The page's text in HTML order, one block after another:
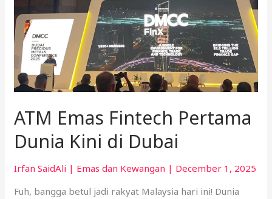
ATM Emas Fintech Pertama
Dunia Kini di Dubai
Irfan SaidAli | Emas dan Kewangan | December 1, 2025
Fuh, bangga betul jadi rakyat Malaysia hari ini! Dunia
di
Dubai